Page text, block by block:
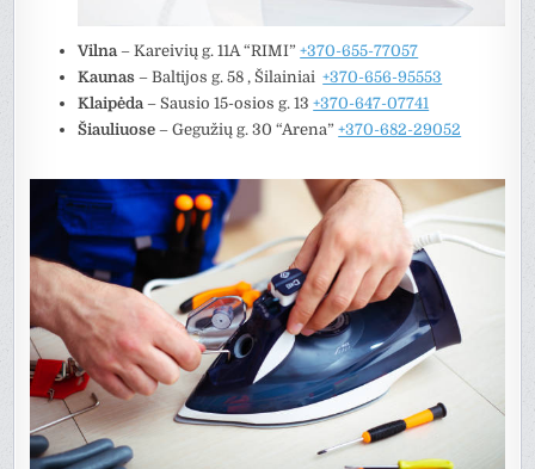
Vilna – Kareivių g. 11A “RIMI”+370-655-77057
Kaunas – Baltijos g. 58 , Šilainiai+370-656-95553
Klaipėda – Sausio 15-osios g. 13+370-647-07741
Šiauliuose – Gegužių g. 30 “Arena”+370-682-29052